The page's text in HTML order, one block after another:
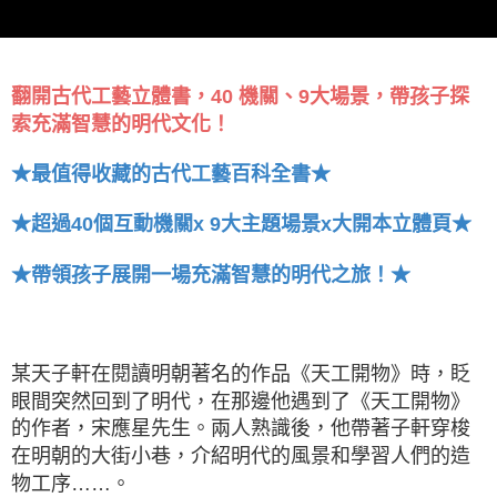
翻開古代工藝立體書，40 機關、9大場景，帶孩子探
索充滿智慧的明代文化！
★最值得收藏的古代工藝百科全書★
★超過40個互動機關x 9大主題場景x大開本立體頁★
★帶領孩子展開一場充滿智慧的明代之旅！★
某天子軒在閱讀明朝著名的作品《天工開物》時，眨
眼間突然回到了明代，在那邊他遇到了《天工開物》
的作者，宋應星先生。兩人熟識後，他帶著子軒穿梭
在明朝的大街小巷，介紹明代的風景和學習人們的造
物工序……。